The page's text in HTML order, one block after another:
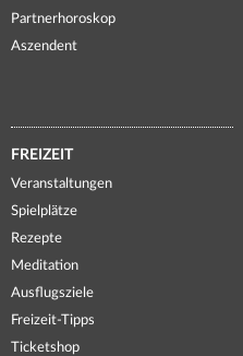
Partnerhoroskop
Aszendent
FREIZEIT
Veranstaltungen
Spielplätze
Rezepte
Meditation
Ausflugsziele
Freizeit-Tipps
Ticketshop